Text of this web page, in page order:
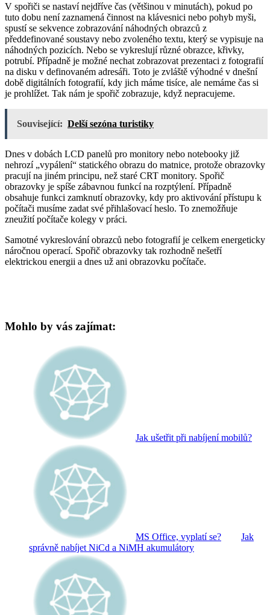
V spořiči se nastaví nejdříve čas (většinou v minutách), pokud po
tuto dobu není zaznamená činnost na klávesnici nebo pohyb myši,
spustí se sekvence zobrazování náhodných obrazců z
předdefinované soustavy nebo zvoleného textu, který se vypisuje na
náhodných pozicích. Nebo se vykreslují různé obrazce, křivky,
potrubí. Případně je možné nechat zobrazovat prezentaci z fotografií
na disku v definovaném adresáři. Toto je zvláště výhodné v dnešní
době digitálních fotografií, kdy jich máme tisíce, ale nemáme čas si
je prohlížet. Tak nám je spořič zobrazuje, když nepracujeme.
Související: Delší sezóna turistiky
Dnes v dobách LCD panelů pro monitory nebo notebooky již
nehrozí „vypálení“ statického obrazu do matnice, protože obrazovky
pracují na jiném principu, než staré CRT monitory. Spořič
obrazovky je spíše zábavnou funkcí na rozptýlení. Případně
obsahuje funkci zamknutí obrazovky, kdy pro aktivování přístupu k
počítači musíme zadat své přihlašovací heslo. To znemožňuje
zneužití počítače kolegy v práci.
Samotné vykreslování obrazců nebo fotografií je celkem energeticky
náročnou operací. Spořič obrazovky tak rozhodně nešetří
elektrickou energii a dnes už ani obrazovku počítače.
Mohlo by vás zajímat:
Jak ušetřit při nabíjení mobilů?
MS Office, vyplatí se?
Jak
správně nabíjet NiCd a NiMH akumulátory